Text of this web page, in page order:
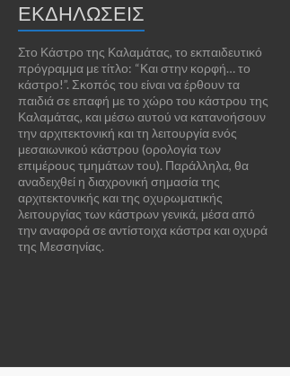
ΕΚΔΗΛΩΣΕΙΣ
Στο Κάστρο της Καλαμάτας, το εκπαιδευτικό
πρόγραμμα με τίτλο: “Και στην κορφή… το
κάστρο!”. Σκοπός του είναι να έρθουν τα
παιδιά σε επαφή με το χώρο του κάστρου της
Καλαμάτας, και μέσω αυτού να κατανοήσουν
την αρχιτεκτονική και τη λειτουργία ενός
μεσαιωνικού κάστρου (ορολογία των
επιμέρους τμημάτων του). Παράλληλα, θα
αναδειχθεί η διαχρονική σημασία της
αρχιτεκτονικής και της οχυρωματικής
λειτουργίας των κάστρων γενικά, μέσα από
την αναφορά σε αντίστοιχα κάστρα και οχυρά
της Μεσσηνίας.